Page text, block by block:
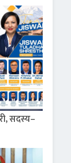
सदस्य–